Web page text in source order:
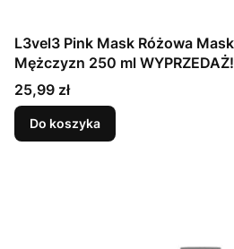
L3vel3 Pink Mask Różowa Maska do Twarzy dla
Mężczyzn 250 ml WYPRZEDAŻ!
Cena
25,99 zł
Do koszyka